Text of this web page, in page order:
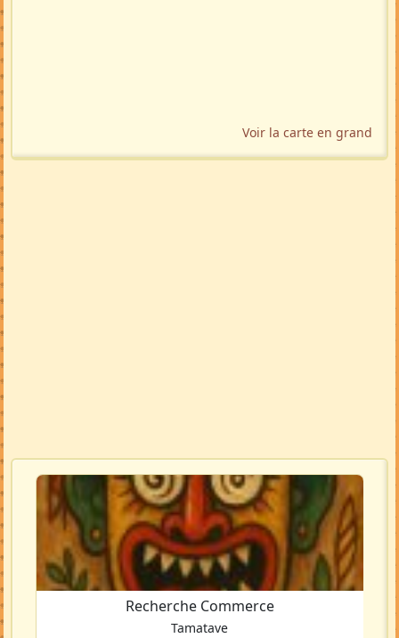
Voir la carte en grand
Recherche Commerce
Tamatave